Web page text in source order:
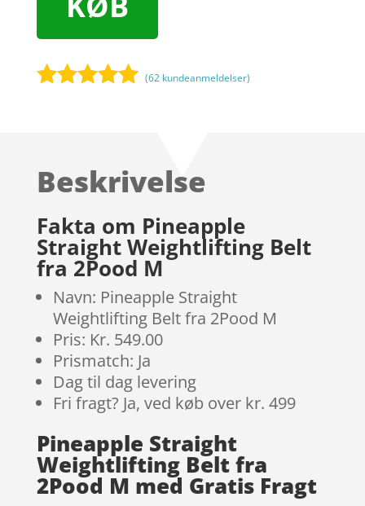
kundebedøm
(62 kundeanmeldelser)
Beskrivelse
Fakta om Pineapple
Straight Weightlifting Belt
fra 2Pood M
Navn: Pineapple Straight
Weightlifting Belt fra 2Pood M
Pris: Kr. 549.00
Prismatch: Ja
Dag til dag levering
Fri fragt? Ja, ved køb over kr. 499
Pineapple Straight
Weightlifting Belt fra
2Pood M med Gratis Fragt